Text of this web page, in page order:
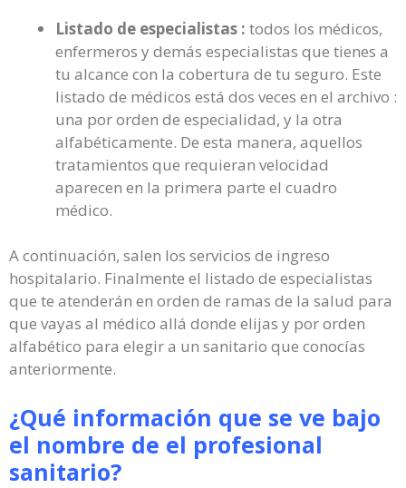
Listado de especialistas : todos los médicos,
enfermeros y demás especialistas que tienes a
tu alcance con la cobertura de tu seguro. Este
listado de médicos está dos veces en el archivo :
una por orden de especialidad, y la otra
alfabéticamente. De esta manera, aquellos
tratamientos que requieran velocidad
aparecen en la primera parte el cuadro
médico.
A continuación, salen los servicios de ingreso
hospitalario. Finalmente el listado de especialistas
que te atenderán en orden de ramas de la salud para
que vayas al médico allá donde elijas y por orden
alfabético para elegir a un sanitario que conocías
anteriormente.
¿Qué información que se ve bajo
el nombre de el profesional
sanitario?